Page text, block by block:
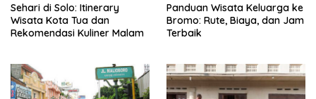
Sehari di Solo: Itinerary
Wisata Kota Tua dan
Rekomendasi Kuliner Malam
Panduan Wisata Keluarga ke
Bromo: Rute, Biaya, dan Jam
Terbaik